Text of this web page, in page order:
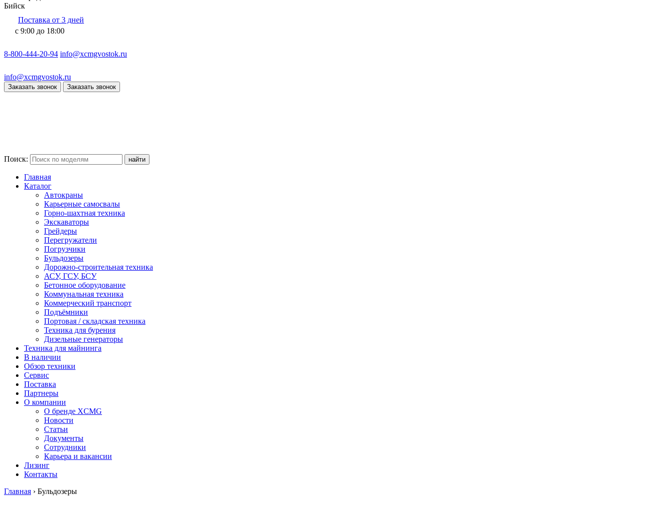
Бийск
Поставка от 3 дней
с 9:00 до 18:00
8-800-444-20-94 info@xcmgvostok.ru
info@xcmgvostok.ru
Заказать звонок Заказать звонок
Поиск:
Главная
Каталог
Автокраны
Карьерные самосвалы
Горно-шахтная техника
Экскаваторы
Грейдеры
Перегружатели
Погрузчики
Бульдозеры
Дорожно-строительная техника
АСУ, ГСУ, БСУ
Бетонное оборудование
Коммунальная техника
Коммерческий транспорт
Подъёмники
Портовая / складская техника
Техника для бурения
Дизельные генераторы
Техника для майнинга
В наличии
Обзор техники
Сервис
Поставка
Партнеры
О компании
О бренде XCMG
Новости
Статьи
Документы
Сотрудники
Карьера и вакансии
Лизинг
Контакты
Главная › Бульдозеры